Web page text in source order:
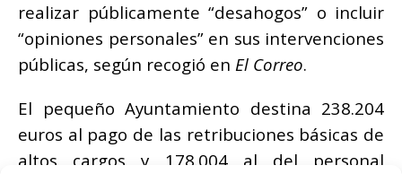
realizar públicamente “desahogos” o incluir
“opiniones personales” en sus intervenciones
públicas, según recogió en El Correo.
El pequeño Ayuntamiento destina 238.204
euros al pago de las retribuciones básicas de
altos cargos y 178.004 al del personal